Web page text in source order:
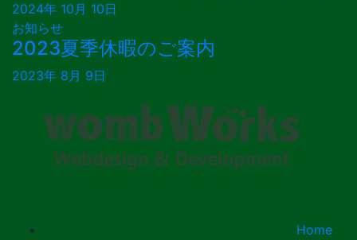
2024年 10月 10日
お知らせ
2023夏季休暇のご案内
2023年 8月 9日
Home